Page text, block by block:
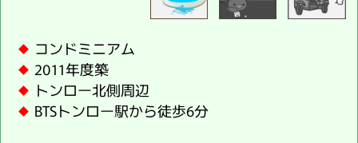
コンドミニアム
2011年度築
トンロー北側周辺
BTSトンロー駅から徒歩6分